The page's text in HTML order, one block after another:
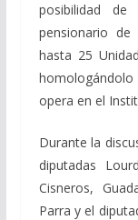
posibilidad
pensionario
hasta 25
opera en el
Durante la
diputadas
Cisneros,
Parra y el